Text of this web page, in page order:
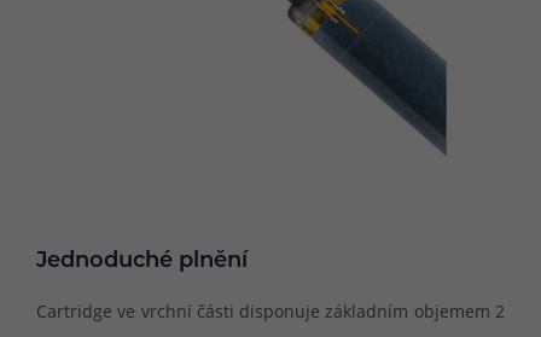
Jednoduché plnění
Cartridge ve vrchní části disponuje základním objemem 2